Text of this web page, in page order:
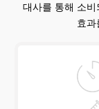
대사를 통해 소
효과